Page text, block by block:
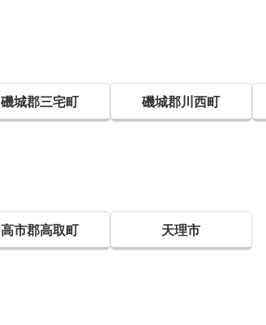
磯城郡三宅町 磯城郡川西町
高市郡高取町 天理市